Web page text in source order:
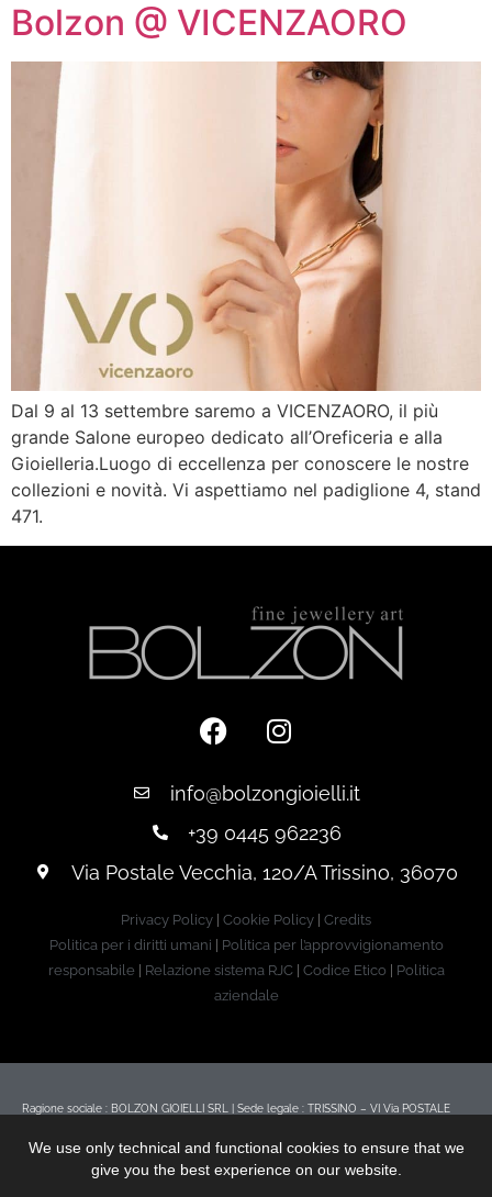
We use only technical and functional cookies to ensure that we
give you the best experience on our website.
Bolzon @ VICENZAORO
Dal 9 al 13 settembre saremo a VICENZAORO, il più
grande Salone europeo dedicato all’Oreficeria e alla
Gioielleria.Luogo di eccellenza per conoscere le nostre
collezioni e novità. Vi aspettiamo nel padiglione 4, stand
471.
info@bolzongioielli.it
+39 0445 962236
Via Postale Vecchia, 120/A Trissino, 36070
Privacy Policy Cookie Policy Credits
Politica per i diritti umani
Politica per l’approvvigionamento
responsabile
Relazione sistema RJC| Codice Etico
Politica
aziendale
Ragione sociale : BOLZON GIOIELLI SRL | Sede legale : TRISSINO – VI Via POSTALE
bolzongioielli@legalmail.it | Ufficio Registro : Iscritti ufficio | Registro delle imprese di